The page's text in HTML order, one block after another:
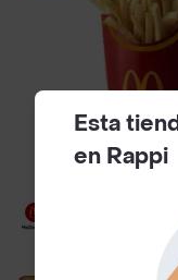
Esta
en Rappi